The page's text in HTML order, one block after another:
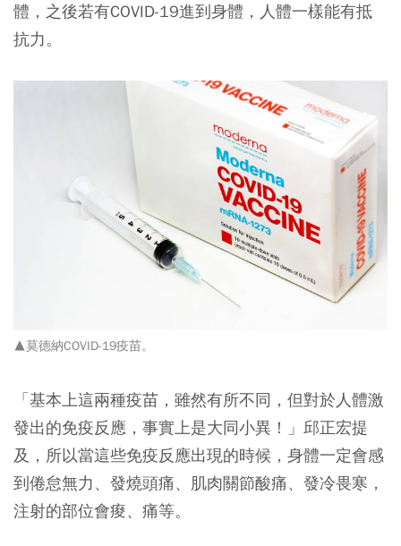
體，之後若有COVID-19進到身體，人體一樣能有抵
抗力。
▲莫德納COVID-19疫苗。
「基本上這兩種疫苗，雖然有所不同，但對於人體激
發出的免疫反應，事實上是大同小異！」邱正宏提
及，所以當這些免疫反應出現的時候，身體一定會感
到倦怠無力、發燒頭痛、肌肉關節酸痛、發冷畏寒，
注射的部位會痠、痛等。